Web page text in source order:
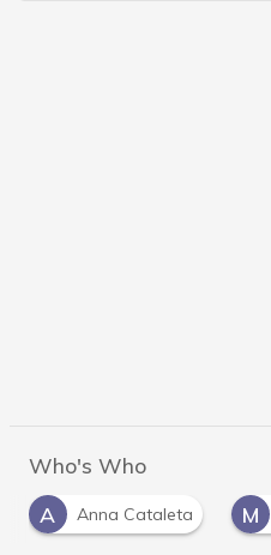
Who's Who
A
Anna Cataleta M